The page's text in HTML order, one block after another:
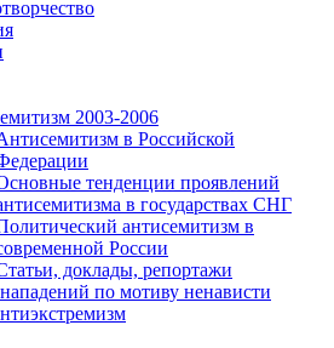
2003-2006
в Российской
тенденции проявлений
в государствах СНГ
антисемитизм в
России
доклады, репортажи
по мотиву ненависти